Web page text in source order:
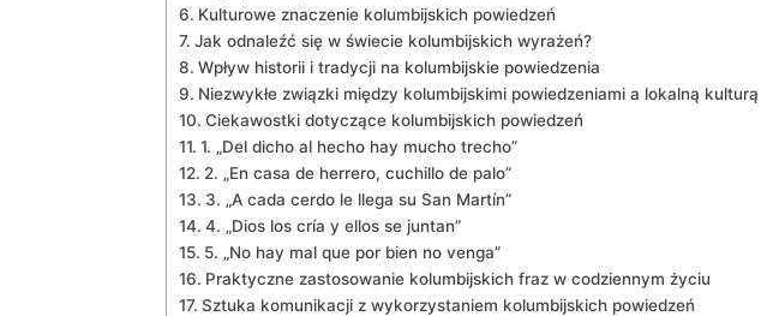
Kulturowe‍ znaczenie kolumbijskich powiedzeń
Jak odnaleźć⁤ się w⁣ świecie ⁢kolumbijskich ‌wyrażeń?
Wpływ historii i tradycji ​na kolumbijskie ⁢powiedzenia
Niezwykłe związki ‍między kolumbijskimi‌ powiedzeniami a​ lokalną kulturą
Ciekawostki dotyczące ⁣kolumbijskich powiedzeń
1. „Del dicho al hecho hay mucho trecho”
2. „En⁢ casa de ‌herrero, ⁣cuchillo​ de palo”
3. „A⁤ cada‌ cerdo​ le⁢ llega su San Martín”
4. „Dios ​los ​cría ​y ellos se juntan”
5. „No hay mal que por bien‍ no venga”
Praktyczne zastosowanie ⁢kolumbijskich‌ fraz w ‌codziennym życiu
Sztuka komunikacji z ​wykorzystaniem kolumbijskich powiedzeń